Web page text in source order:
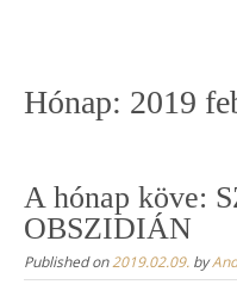
Hónap: 2019
A hónap köve:
OBSZIDIÁN
Published on2019.02.09. by